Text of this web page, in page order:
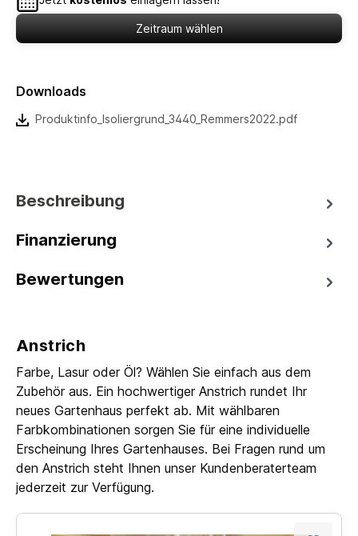
Zeitraum wählen
Downloads
Produktinfo_Isoliergrund_3440_Remmers2022.pdf
Beschreibung
Finanzierung
Bewertungen
Anstrich
Farbe, Lasur oder Öl? Wählen Sie einfach aus dem
Zubehör aus. Ein hochwertiger Anstrich rundet Ihr
neues Gartenhaus perfekt ab. Mit wählbaren
Farbkombinationen sorgen Sie für eine individuelle
Erscheinung Ihres Gartenhauses. Bei Fragen rund um
den Anstrich steht Ihnen unser Kundenberaterteam
jederzeit zur Verfügung.